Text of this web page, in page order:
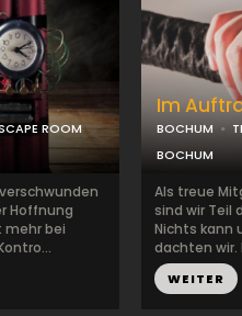
ROOM
Hoffnung
bei
Im
BOCHUM
BOCHUM
Als treue
sind wir Teil
Nichts kann
dachten wir.
WEITER